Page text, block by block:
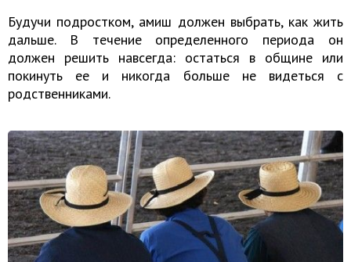
Будучи подростком, амиш должен выбрать, как жить
дальше. В течение определенного периода он
должен решить навсегда: остаться в общине или
покинуть ее и никогда больше не видеться с
родственниками.